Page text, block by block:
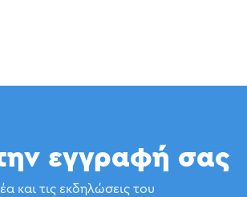
εγγραφή σας
και τις εκδηλώσεις του